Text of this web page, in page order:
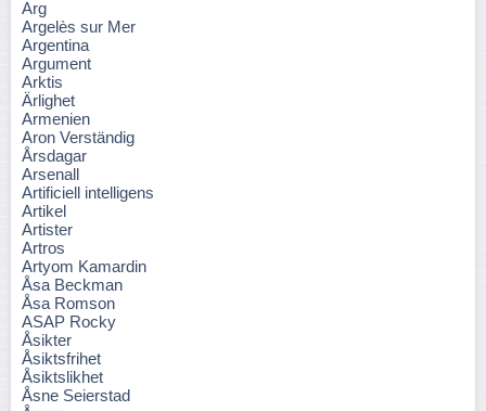
Arg
Argelès sur Mer
Argentina
Argument
Arktis
Ärlighet
Armenien
Aron Verständig
Årsdagar
Arsenall
Artificiell intelligens
Artikel
Artister
Artros
Artyom Kamardin
Åsa Beckman
Åsa Romson
ASAP Rocky
Åsikter
Åsiktsfrihet
Åsiktslikhet
Åsne Seierstad